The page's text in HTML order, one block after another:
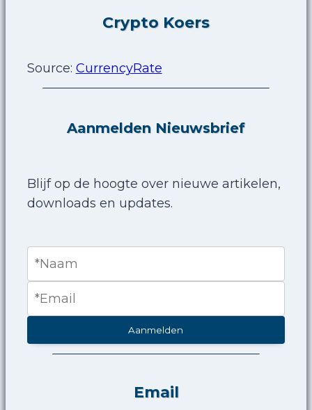
Crypto Koers
Source: CurrencyRate
Aanmelden Nieuwsbrief
Blijf op de hoogte over nieuwe artikelen,
downloads en updates.
Aanmelden
Email